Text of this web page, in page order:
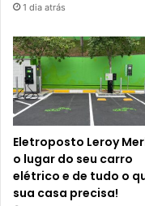
1 dia atrás
Eletroposto Leroy
o lugar do seu carro
elétrico e de tudo o
sua casa precisa!